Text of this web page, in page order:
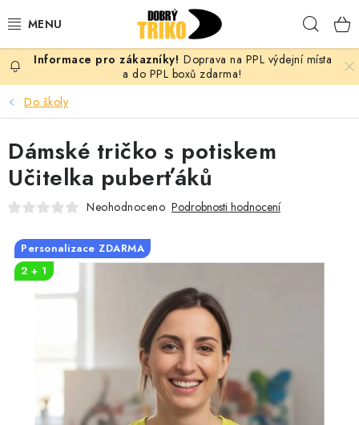
na
PRO ŽENY
PRO MUŽE
PRO DĚTI
PRO PÁRY
VLASTNÍ MOTIV
OKAMŽITĚ K ODBĚRU
Doprava na PPL výdejní místa
a do PPL boxů zdarma!
Do školy
Dámské tričko s potiskem
Učitelka puberťáků
Neohodnoceno Podrobnosti hodnocení
Personalizace ZDARMA
2 + 1